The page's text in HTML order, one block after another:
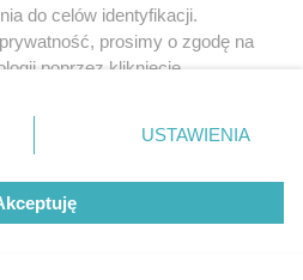
do celów identyfikacji.
prosimy o zgodę na
poprzez kliknięcie
ustawień prywatności
rogu strony
nie wymagają zgody
sprzeciwić się takiemu
będą miały zastosowanie tylko
USTAWIENIA